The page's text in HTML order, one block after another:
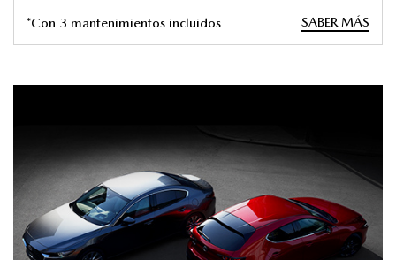
*Con 3 mantenimientos incluidos SABER MÁS